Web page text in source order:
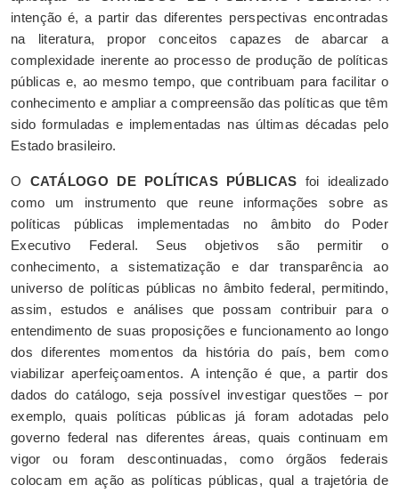
intenção é, a partir das diferentes perspectivas encontradas
na literatura, propor conceitos capazes de abarcar a
complexidade inerente ao processo de produção de políticas
públicas e, ao mesmo tempo, que contribuam para facilitar o
conhecimento e ampliar a compreensão das políticas que têm
sido formuladas e implementadas nas últimas décadas pelo
Estado brasileiro.
O CATÁLOGO DE POLÍTICAS PÚBLICAS foi idealizado
como um instrumento que reune informações sobre as
políticas públicas implementadas no âmbito do Poder
Executivo Federal. Seus objetivos são permitir o
conhecimento, a sistematização e dar transparência ao
universo de políticas públicas no âmbito federal, permitindo,
assim, estudos e análises que possam contribuir para o
entendimento de suas proposições e funcionamento ao longo
dos diferentes momentos da história do país, bem como
viabilizar aperfeiçoamentos. A intenção é que, a partir dos
dados do catálogo, seja possível investigar questões – por
exemplo, quais políticas públicas já foram adotadas pelo
governo federal nas diferentes áreas, quais continuam em
vigor ou foram descontinuadas, como órgãos federais
colocam em ação as políticas públicas, qual a trajetória de